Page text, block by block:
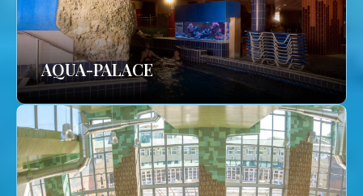
AQUA-PALACE